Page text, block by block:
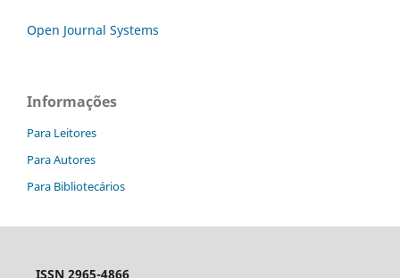
Open Journal Systems
Informações
Para Leitores
Para Autores
Para Bibliotecários
ISSN 2965-4866